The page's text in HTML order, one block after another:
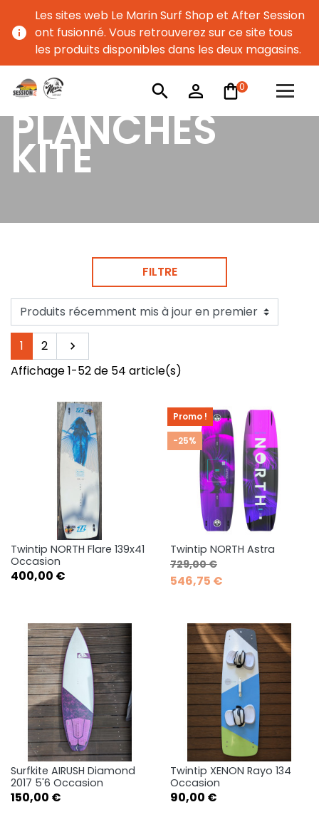
info
Les sites web Le Marin Surf Shop et After Session
ont fusionné. Vous retrouverez sur ce site tous
les produits disponibles dans les deux magasins.
search person_outline 0
PLANCHES
KITE
FILTRE
1 2 Suivant

Affichage 1-52 de 54 article(s)
Twintip NORTH Flare 139x41
Occasion
Prix
400,00 €
Twintip NORTH Astra
Prix de base
729,00 €Prix
546,75 €
Promo !
-25%
Surfkite AIRUSH Diamond
2017 5'6 Occasion
Prix
150,00 €
Twintip XENON Rayo 134
Occasion
Prix
90,00 €